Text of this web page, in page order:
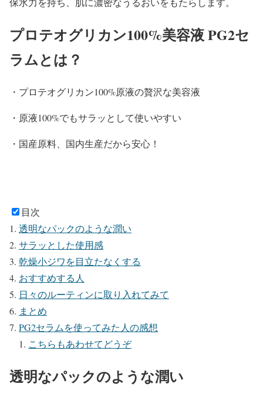
プロテオグリカン100%美容液 PG2セ
ラムとは？
・プロテオグリカン100%原液の贅沢な美容液
・原液100%でもサラッとして使いやすい
・国産原料、国内生産だから安心！
目次
透明なパックのような潤い
サラッとした使用感
乾燥小ジワを目立たなくする
おすすめする人
日々のルーティンに取り入れてみて
まとめ
PG2セラムを使ってみた人の感想
こちらもあわせてどうぞ
透明なパックのような潤い